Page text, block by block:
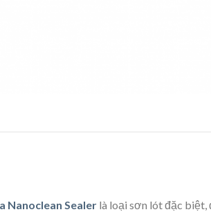
Nanoclean Sealerlà loại sơn lót đặc biệt,